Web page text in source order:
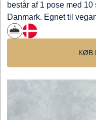
består af 1 pose med
Danmark. Egnet til
KØB